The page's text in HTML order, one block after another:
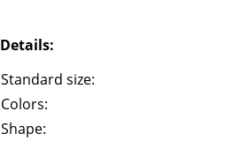
Details:
Standard size:
Colors:
Shape: